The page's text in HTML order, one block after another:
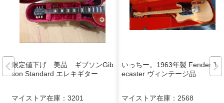
限定値下げ 美品 ギブソンGib
son Standard エレキギター
マイストア在庫： 3201
いっちー。1963年製 Fender Tel
ecaster ヴィンテージ品
マイストア在庫： 2568